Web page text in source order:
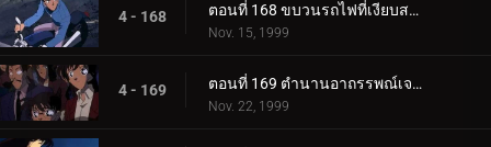
4 - 168 ตอนที่ 168 ขบวนรถไฟที่เงียบสงัด
Nov. 15, 1999
4 - 169 ตอนที่ 169 ตำนานอาถรรพณ์เจดีย์ห้าชั้น (ตอนแรก)
Nov. 22, 1999